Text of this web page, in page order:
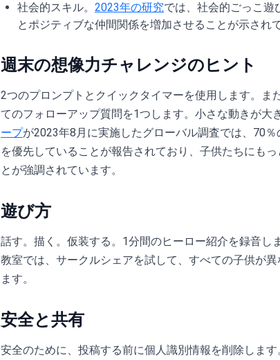
社会的スキル。 2023年の研究では、社会的ごっこ遊
とポジティブな仲間関係を増加させることが示され
週末の想像力チャレンジのヒント
2つのプロンプトとクイックタイマーを使用します。ま
てのフォローアップ質問を1つします。小さな動きが大
ープが2023年8月に実施したグローバル調査では、70
を優先していることが報告されており、子供たちにも
とが強調されています。
遊び方
話す。描く。仮装する。1分間のヒーロー紹介を録音し
教室では、サークルシェアを試して、すべての子供が
ます。
安全と共有
安全のために、投稿する前に個人識別情報を削除しま